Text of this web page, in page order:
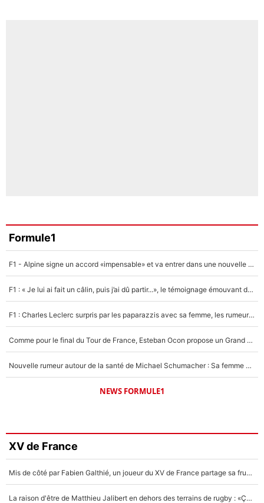
Formule1
F1 - Alpine signe un accord «impensable» et va entrer dans une nouvelle dimension : Grande nouvelle pour Pierre Gasly !
F1 : « Je lui ai fait un câlin, puis j’ai dû partir...», le témoignage émouvant de Max Verstappen sur sa fille
F1 : Charles Leclerc surpris par les paparazzis avec sa femme, les rumeurs étaient vraies !
Comme pour le final du Tour de France, Esteban Ocon propose un Grand Prix de Formule 1 à Paris : «Autour de l’Arc de Triomphe, ce serait génial» !
Nouvelle rumeur autour de la santé de Michael Schumacher : Sa femme Corinna sort du silence
NEWS FORMULE1
XV de France
Mis de côté par Fabien Galthié, un joueur du XV de France partage sa frustration : «ils ne me l’ont pas dit tout de suite»
La raison d'être de Matthieu Jalibert en dehors des terrains de rugby : «Ça m'atteint autant que si tu touches à un membre de ma famille»